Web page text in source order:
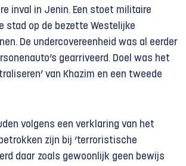
inval in Jenin. Een stoet militaire
stad op de bezette Westelijke
De undercovereenheid was al eerder
gearriveerd. Doel was het
van Khazim en een tweede
volgens een verklaring van het
zijn bij ‘terroristische
daar zoals gewoonlijk geen bewijs